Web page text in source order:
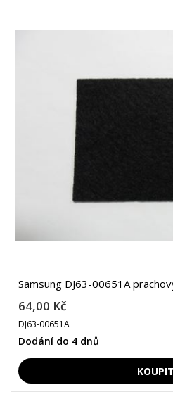
Samsung DJ63-00651A
64,00 Kč
DJ63-00651A
Dodání do 4 dnů